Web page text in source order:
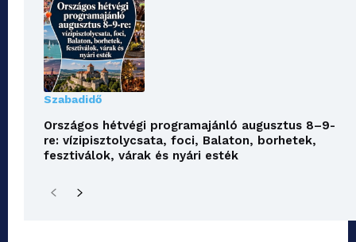
Szabadidő
Országos hétvégi programajánló augusztus 8–9-
re: vízipisztolycsata, foci, Balaton, borhetek,
fesztiválok, várak és nyári esték